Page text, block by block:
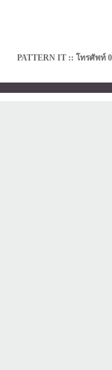
PATTERN IT :: โทรศัพท์